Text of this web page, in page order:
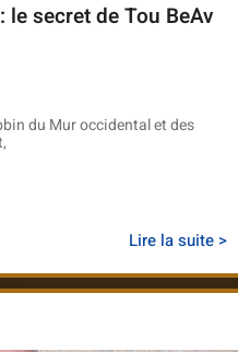
le secret de Tou BeAv
du Mur occidental et des
Lire la suite >